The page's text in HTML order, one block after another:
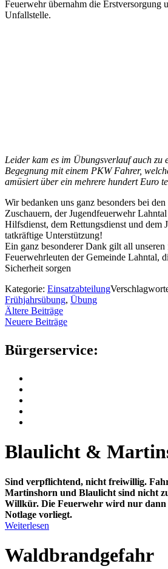
Feuerwehr übernahm die Erstversorgung
Unfallstelle.
Leider kam es im Übungsverlauf auch zu
Begegnung mit einem PKW Fahrer,
amüsiert über ein mehrere hundert Euro
Wir bedanken uns ganz besonders bei den
Zuschauern, der Jugendfeuerwehr
Hilfsdienst, dem Rettungsdienst und dem
tatkräftige Unterstützung!
Ein ganz besonderer Dank gilt all
Feuerwehrleuten der Gemeinde Lahntal,
Sicherheit sorgen
Kategorie: Einsatzabteilung
Frühjahrsübung, Übung
Beitrags-
Navigation
Ältere Beiträge
Neuere Beiträge
Bürgerservice:
Blaulicht &
Sind verpflichtend, nicht freiwillig.
Martinshorn und Blaulicht sind nicht
Willkür. Die Feuerwehr wird nur dann
Notlage vorliegt.
Weiterlesen
Waldbrandgefahr